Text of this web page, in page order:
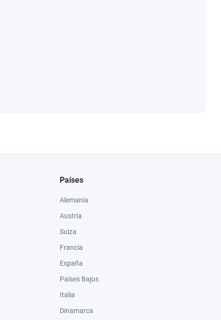
Países
Alemania
Austria
Suiza
Francia
España
Países Bajos
Italia
Dinamarca